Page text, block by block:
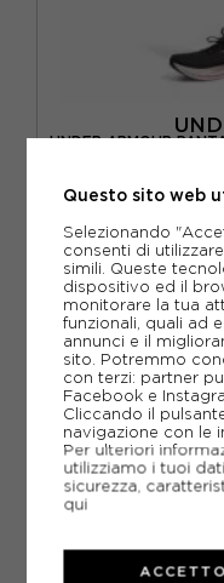
UNDER ARMOUR
S M L
-30%
Questo sito web
Selezionando
consenti di
simili. Queste
dispositivo ed il
monitorare la tua
funzionali, quali ad
annunci e il
sito. Potremmo
con terzi: partner
Facebook e
Cliccando il
navigazione con le
Per ulteriori
utilizziamo i tuoi
sicurezza,
qui